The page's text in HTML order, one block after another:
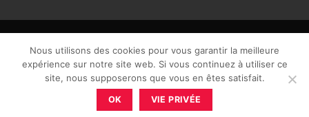
CGU| Vie privée| TVA : BE0840965749 | Site web réalisé par
Nous utilisons des cookies pour vous garantir la meilleure
expérience sur notre site web. Si vous continuez à utiliser ce
site, nous supposerons que vous en êtes satisfait.
OK VIE PRIVÉE